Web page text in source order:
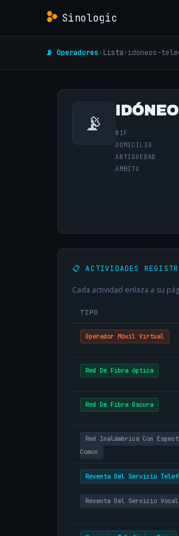
Sinologic
📡 Operadores› Lista›idoneos-
📡 NIF
DOMICILIO
ANTIGÜEDAD
ÁMBITO
📋 ACTIVIDADES
Cada actividad enlaza a su
TIPO
Operador Móvil Virtual
Red De Fibra óptica
Red De Fibra Oscura
Red Inalámbrica Con
Común
Reventa Del Servicio
Reventa Del Servicio Vocal